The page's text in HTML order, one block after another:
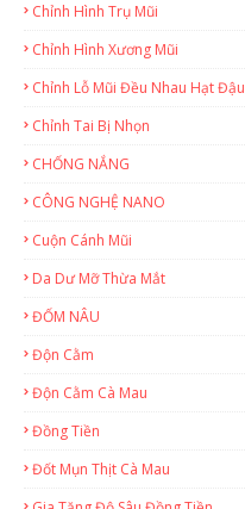
Chỉnh Hình Trụ Mũi
Chỉnh Hình Xương Mũi
Chỉnh Lỗ Mũi Đều Nhau Hạt Đậu
Chỉnh Tai Bị Nhọn
CHỐNG NẮNG
CÔNG NGHỆ NANO
Cuộn Cánh Mũi
Da Dư Mỡ Thừa Mắt
ĐỐM NÂU
Độn Cằm
Độn Cằm Cà Mau
Đồng Tiền
Đốt Mụn Thịt Cà Mau